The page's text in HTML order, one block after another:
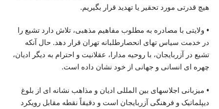
هیچ قدرتی مورد تحقیر یا تهدید قرار بگیریم.
• ولایتی با مصادره به مطلوب مفاهیم مذهبی، تلاش دارد تشیع را
در خدمت سیاس تهای انحصارطلبانه تهران قرار دهد. حال آنکه
تشیع در آزربایجان، با روحیه مدارا، عقلانیت و احترام به دیگر ادیان،
چهره ای انسانی و جهانی از خود نشان داده است.
• میزبانی اجلاسهای بین المللی ادیان و مذاهب نشانه ای از بلوغ
دیپلماتیک و فرهنگی آزربایجان است و دقیقاً نقطه مقابل رویکرد